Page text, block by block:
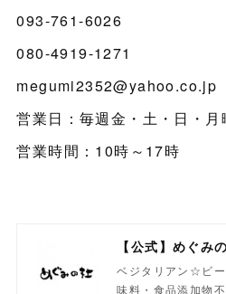
093-761-6026
080-4919-1271
megumi2352@yahoo.co.jp
営業日：毎週金・土・日・月
営業時間：10時～17時
ベジタリアン☆ビ
味料・食品添加物